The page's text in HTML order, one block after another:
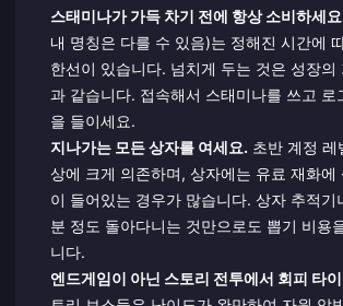
스태미나가 가득 차기 전에 항상 소비하세
내 명칭은 다를 수 있음)는 정해진 시간에
한선이 있습니다. 넘치게 두는 것은 성장의
과 같습니다. 접속해서 스태미나를 쓰고 로
을 들이세요.
지나가는 모든 상자를 여세요. 초반 계정 레
상에 크게 의존하며, 상자에는 유료 재화에
이 들어있는 경우가 많습니다. 상자 추적기
분 정도 돌아다니는 것만으로도 뽑기 비용
니다.
엔드게임이 아닌 스토리 전투에서 회피 타